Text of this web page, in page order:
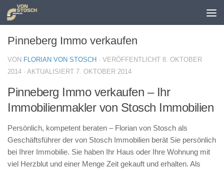
Zum Inhalt springen
Pinneberg Immo verkaufen
VON FLORIAN VON STOSCH · VERÖFFENTLICHT 8. OKTOBER
2014 · AKTUALISIERT 7. OKTOBER 2014
Pinneberg Immo verkaufen – Ihr
Immobilienmakler von Stosch Immobilien
Persönlich, kompetent beraten – Florian von Stosch als
Geschäftsführer der von Stosch Immobilien berät Sie persönlich
bei Ihrer Immobilie. Sie haben Ihr Haus oder Ihre Wohnung mit
viel Herzblut und einer Menge Zeit gekauft und erhalten. Als